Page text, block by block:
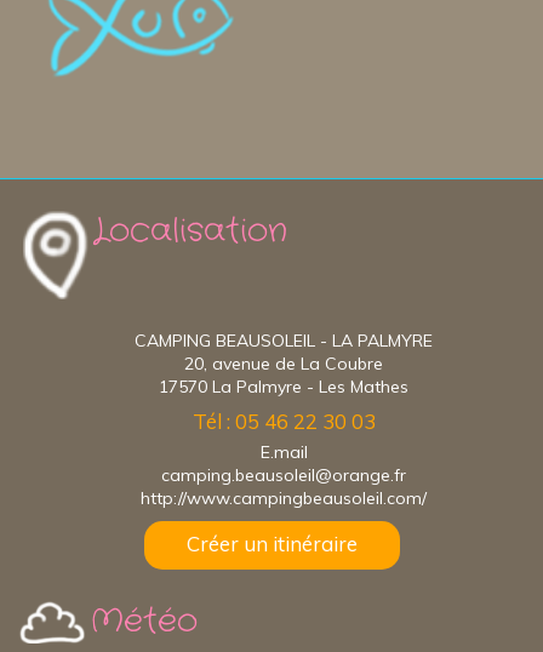
Localisation
CAMPING BEAUSOLEIL - LA PALMYRE
20, avenue de La Coubre
17570 La Palmyre - Les Mathes
Tél : 05 46 22 30 03
E.mail
camping.beausoleil@orange.fr
http://www.campingbeausoleil.com/
Créer un itinéraire
Météo